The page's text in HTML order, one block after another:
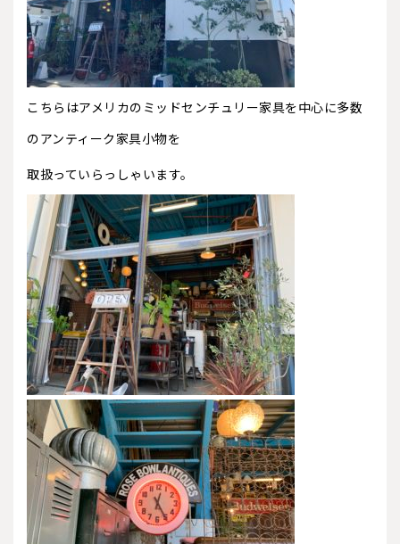
こちらはアメリカのミッドセンチュリー家具を中心に多数
のアンティーク家具小物を
取扱っていらっしゃいます。